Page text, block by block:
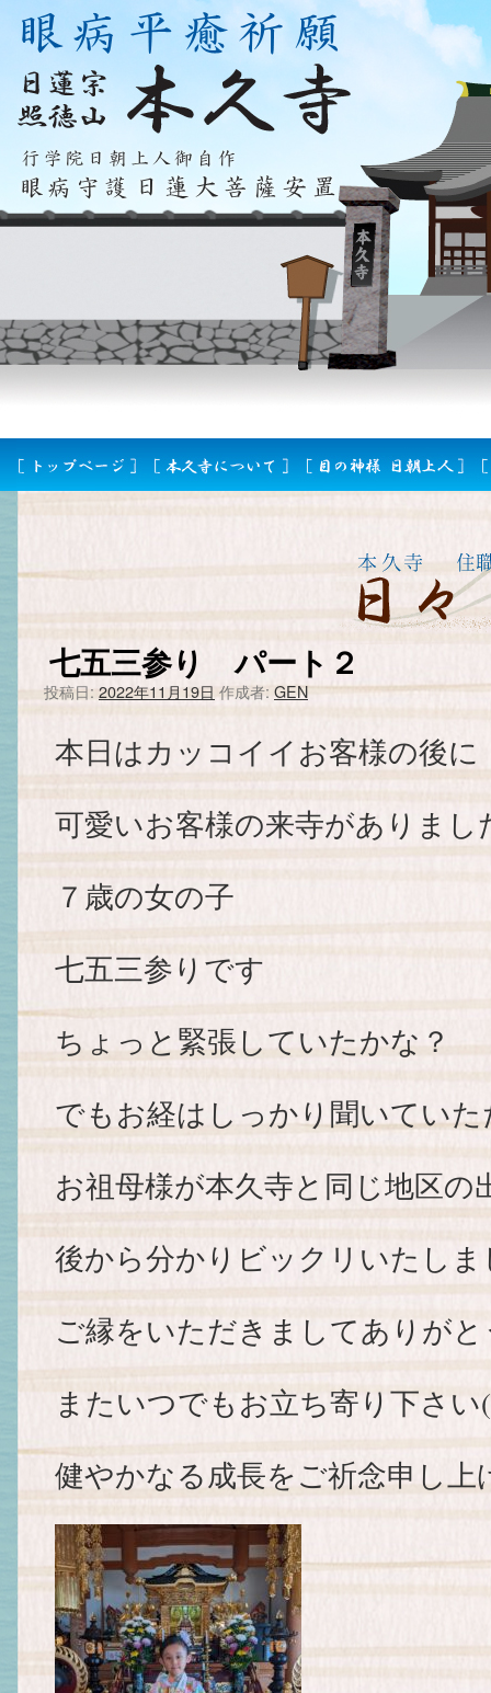
七五三参り パート２
投稿日: 2022年11月19日 作成者: GEN
本日はカッコイイお客様の後に
可愛いお客様の来寺がありまし
７歳の女の子
七五三参りです
ちょっと緊張していたかな？
でもお経はしっかり聞いてい
お祖母様が本久寺と同じ地区の
後から分かりビックリいたしま
ご縁をいただきましてありが
またいつでもお立ち寄り下さい
健やかなる成長をご祈念申し上